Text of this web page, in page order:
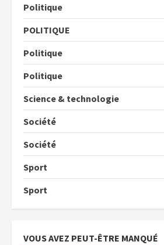
Politique
POLITIQUE
Politique
Politique
Science & technologie
Société
Société
Sport
Sport
VOUS AVEZ PEUT-ÊTRE MANQUÉ